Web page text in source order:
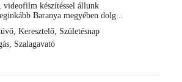
videofilm készítéssel állunk
Baranya megyében dolg...
Keresztelő, Születésnap
Szalagavató